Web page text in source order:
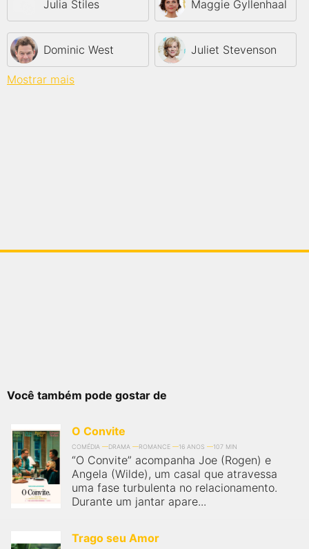
Julia Stiles Maggie Gyllenhaal
Dominic West Juliet Stevenson
Mostrar mais
Você também pode gostar de
O Convite
COMÉDIA DRAMA ROMANCE 16 ANOS 107 MIN
“O Convite” acompanha Joe (Rogen) e
Angela (Wilde), um casal que atravessa
uma fase turbulenta no relacionamento.
Durante um jantar apare...
Trago seu Amor